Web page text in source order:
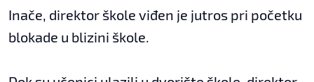
Inače, direktor škole viđen je jutros pri početku
blokade u blizini škole.